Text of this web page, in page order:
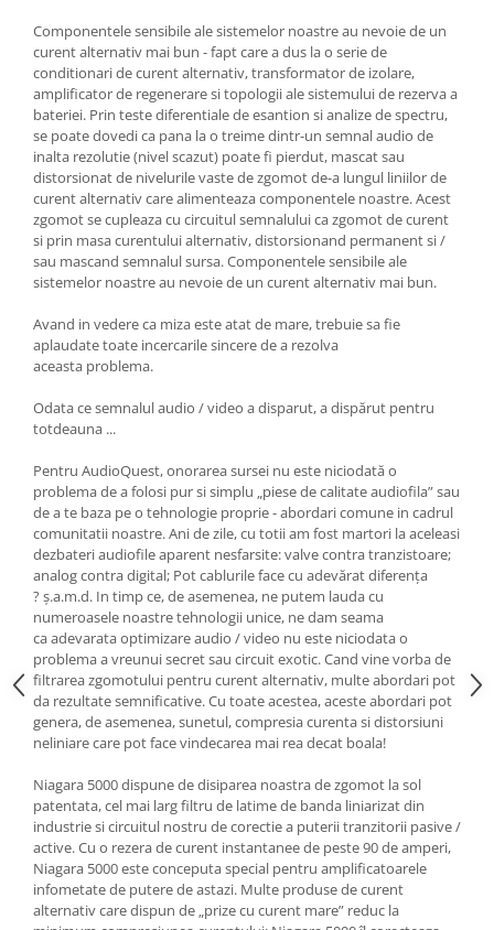
Componentele sensibile ale sistemelor noastre au nevoie de un
curent alternativ mai bun - fapt care a dus la o serie de
conditionari de curent alternativ, transformator de izolare,
amplificator de regenerare si topologii ale sistemului de rezerva a
bateriei. Prin teste diferentiale de esantion si analize de spectru,
se poate dovedi ca pana la o treime dintr-un semnal audio de
inalta rezolutie (nivel scazut) poate fi pierdut, mascat sau
distorsionat de nivelurile vaste de zgomot de-a lungul liniilor de
curent alternativ care alimenteaza componentele noastre. Acest
zgomot se cupleaza cu circuitul semnalului ca zgomot de curent
si prin masa curentului alternativ, distorsionand permanent si /
sau mascand semnalul sursa. Componentele sensibile ale
sistemelor noastre au nevoie de un curent alternativ mai bun.
Avand in vedere ca miza este atat de mare, trebuie sa fie
aplaudate toate incercarile sincere de a rezolva
aceasta problema.
Odata ce semnalul audio / video a disparut, a dispărut pentru
totdeauna ...
Pentru AudioQuest, onorarea sursei nu este niciodată o
problema de a folosi pur si simplu „piese de calitate audiofila” sau
de a te baza pe o tehnologie proprie - abordari comune in cadrul
comunitatii noastre. Ani de zile, cu totii am fost martori la aceleasi
dezbateri audiofile aparent nesfarsite: valve contra tranzistoare;
analog contra digital; Pot cablurile face cu adevărat diferența
? ș.a.m.d. In timp ce, de asemenea, ne putem lauda cu
numeroasele noastre tehnologii unice, ne dam seama
ca adevarata optimizare audio / video nu este niciodata o
problema a vreunui secret sau circuit exotic. Cand vine vorba de
filtrarea zgomotului pentru curent alternativ, multe abordari pot
da rezultate semnificative. Cu toate acestea, aceste abordari pot
genera, de asemenea, sunetul, compresia curenta si distorsiuni
neliniare care pot face vindecarea mai rea decat boala!
Niagara 5000 dispune de disiparea noastra de zgomot la sol
patentata, cel mai larg filtru de latime de banda liniarizat din
industrie si circuitul nostru de corectie a puterii tranzitorii pasive /
active. Cu o rezera de curent instantanee de peste 90 de amperi,
Niagara 5000 este conceputa special pentru amplificatoarele
infometate de putere de astazi. Multe produse de curent
alternativ care dispun de „prize cu curent mare” reduc la